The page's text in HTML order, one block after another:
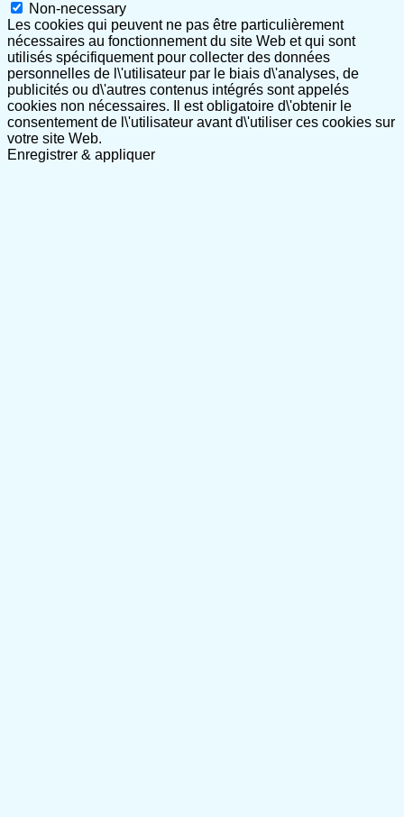
Non-necessary
Les cookies qui peuvent ne pas être particulièrement
nécessaires au fonctionnement du site Web et qui sont
utilisés spécifiquement pour collecter des données
personnelles de l\'utilisateur par le biais d\'analyses, de
publicités ou d\'autres contenus intégrés sont appelés
cookies non nécessaires. Il est obligatoire d\'obtenir le
consentement de l\'utilisateur avant d\'utiliser ces cookies sur
votre site Web.
Enregistrer & appliquer